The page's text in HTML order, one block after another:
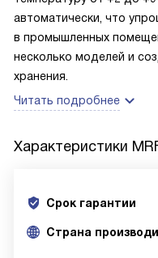
автоматически, что
в промышленных
несколько моделей и
хранения.
Читать подробнее
Характеристики
Срок гарантии
Cтрана